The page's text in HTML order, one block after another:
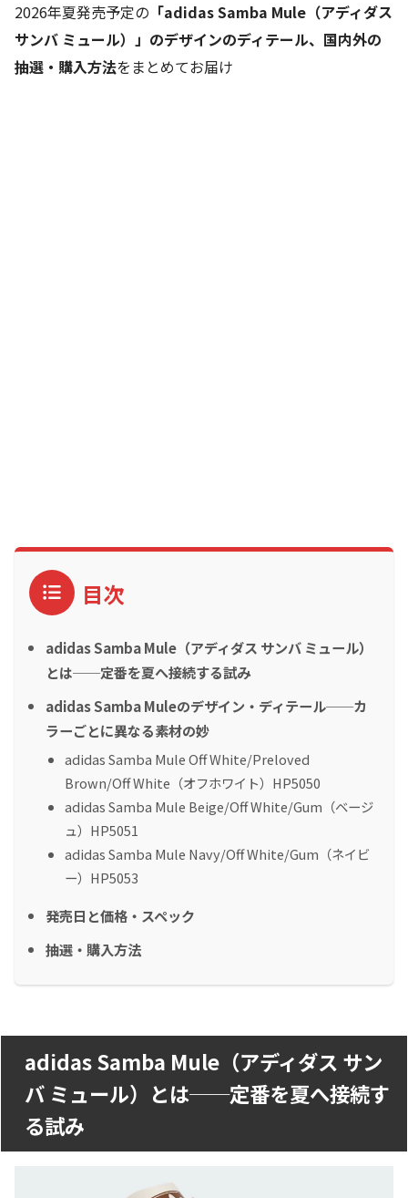
2026年夏発売予定の 「adidas Samba Mule（アディダス
サンバ ミュール）」のデザインのディテール、国内外の
抽選・購入方法をまとめてお届け
目次
adidas Samba Mule（アディダス サンバ ミュール）
とは──定番を夏へ接続する試み
adidas Samba Muleのデザイン・ディテール──カ
ラーごとに異なる素材の妙
adidas Samba Mule Off White/Preloved
Brown/Off White（オフホワイト）HP5050
adidas Samba Mule Beige/Off White/Gum（ベージ
ュ）HP5051
adidas Samba Mule Navy/Off White/Gum（ネイビ
ー）HP5053
発売日と価格・スペック
抽選・購入方法
adidas Samba Mule（アディダス サン
バ ミュール）とは──定番を夏へ接続す
る試み